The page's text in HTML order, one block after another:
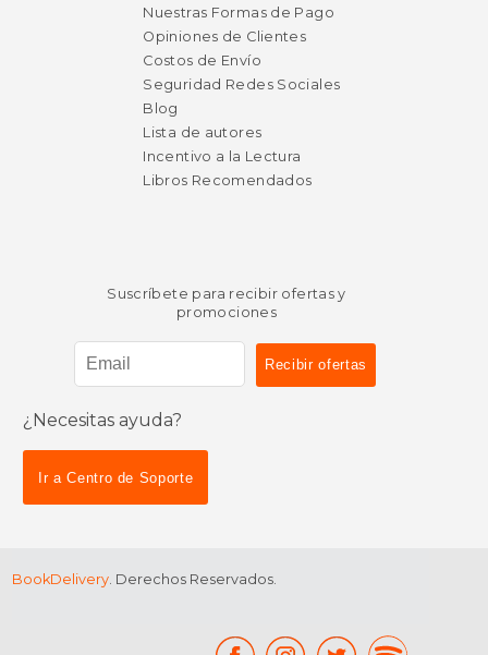
dcto. $ 54.65
Nuestras Formas de Pago
Opiniones de Clientes
Costos de Envío
Seguridad Redes Sociales
Blog
Lista de autores
Incentivo a la Lectura
Libros Recomendados
Suscríbete para recibir ofertas y
promociones
¿Necesitas ayuda?
Ir a Centro de Soporte
BookDelivery. Derechos Reservados.